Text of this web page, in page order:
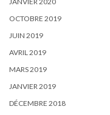
OCTOBRE 2019
JUIN 2019
AVRIL 2019
MARS 2019
JANVIER 2019
DÉCEMBRE 2018